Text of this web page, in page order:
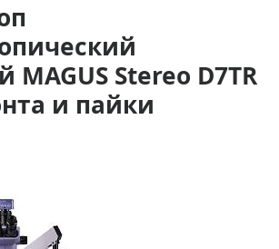
Stereo D7TR
и пайки